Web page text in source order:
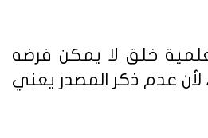
خلق لا يمكن فرضه
عدم ذكر المصدر يعني